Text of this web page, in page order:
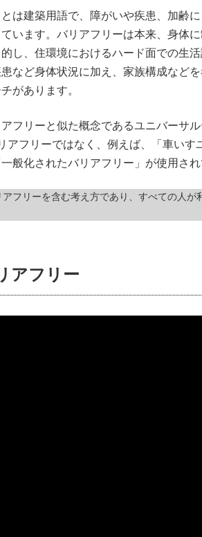
とは建築用語で、障がいや疾患、加齢
います。バリアフリーは本来、身体
し、住環境におけるハード面での生
など身体状況に加え、家族構成など
があります。
フリーと似た概念であるユニバーサ
アフリーではなく、例えば、「車いす
般化されたバリアフリー」が使用され
フリーを含む考え方であり、すべての人が
アフリー